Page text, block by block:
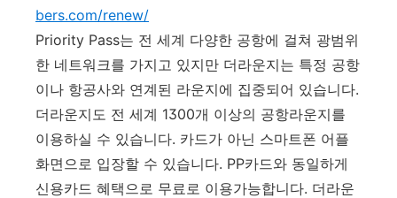
bers.com/renew/
Priority Pass는 전 세계 다양한 공항에 걸쳐 광범위
한 네트워크를 가지고 있지만 더라운지는 특정 공항
이나 항공사와 연계된 라운지에 집중되어 있습니다.
더라운지도 전 세계 1300개 이상의 공항라운지를
이용하실 수 있습니다. 카드가 아닌 스마트폰 어플
화면으로 입장할 수 있습니다. PP카드와 동일하게
신용카드 혜택으로 무료로 이용가능합니다. 더라운